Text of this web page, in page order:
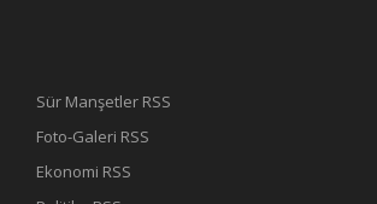
Sür Manşetler RSS
Foto-Galeri RSS
Ekonomi RSS